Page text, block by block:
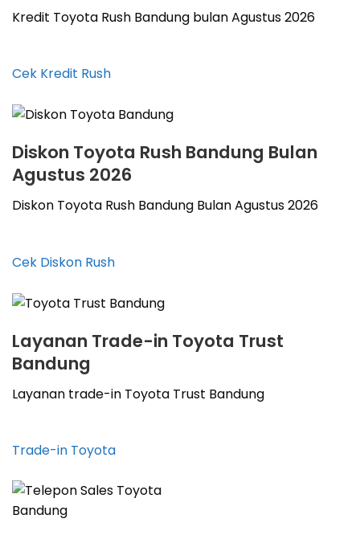
Kredit Toyota Rush Bandung bulan Agustus 2026
Cek Kredit Rush
Diskon Toyota Rush Bandung Bulan
Agustus 2026
Diskon Toyota Rush Bandung Bulan Agustus 2026
Cek Diskon Rush
Layanan Trade-in Toyota Trust
Bandung
Layanan trade-in Toyota Trust Bandung
Trade-in Toyota